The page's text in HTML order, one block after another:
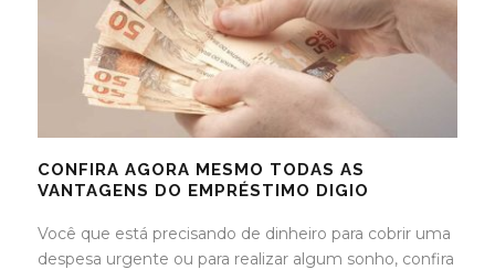
CONFIRA AGORA MESMO TODAS AS
VANTAGENS DO EMPRÉSTIMO DIGIO
Você que está precisando de dinheiro para cobrir uma
despesa urgente ou para realizar algum sonho, confira